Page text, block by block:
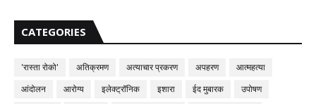
CATEGORIES
'रास्ता रोको' अतिक्रमण अत्याचार प्रकरण अपहरण
आत्महत्या
आंदोलन
आरोग्य इलेक्ट्रॉनिक इशारा ईद मुबारक
उपोषण